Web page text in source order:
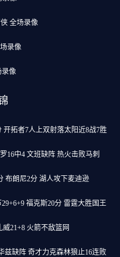
全场录像
录像
录像
开拓者7人上双射落太阳近8战7胜
16中4 文班缺阵 热火击败马刺
布朗尼2分 湖人攻下麦迪逊
福克斯20分 雷霆大胜国王
威21+8 火箭不敌篮网
兹缺阵 奇才力克森林狼止16连败